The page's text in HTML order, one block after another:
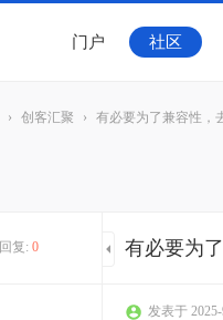
门户 社区
› 创客汇聚 › 有必要为了兼容性，
回复: 0 有必要为
发表于